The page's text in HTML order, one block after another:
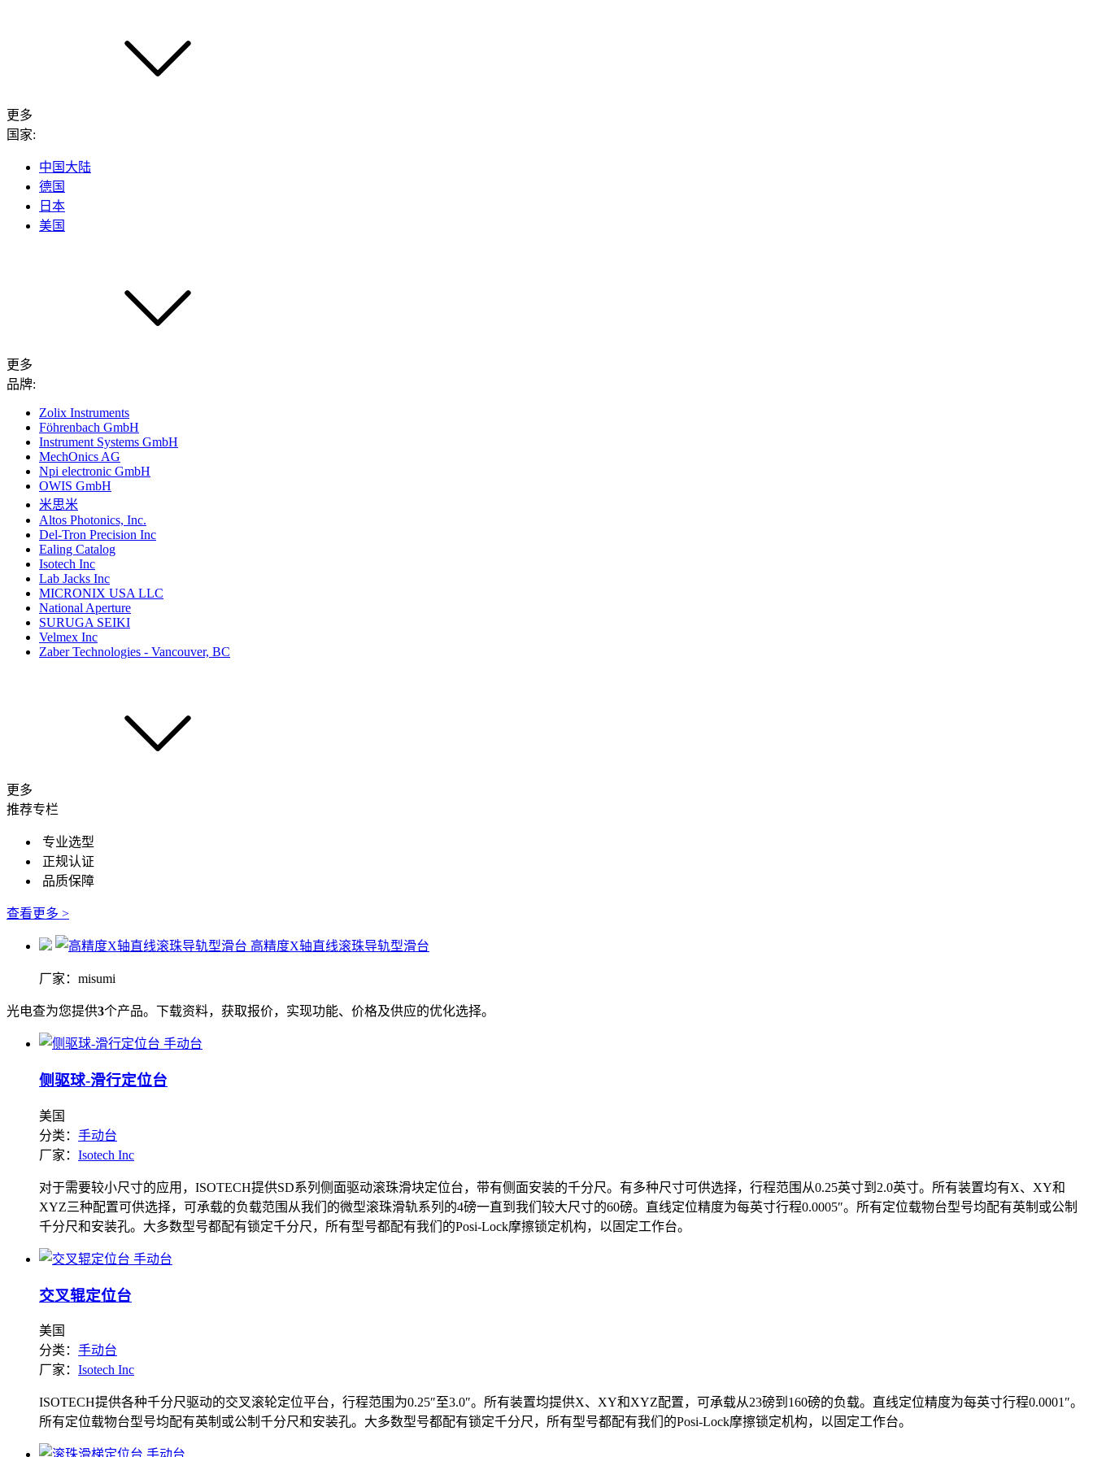
更多
国家:
中国大陆
德国
日本
美国
更多
品牌:
Zolix Instruments
Föhrenbach GmbH
Instrument Systems GmbH
MechOnics AG
Npi electronic GmbH
OWIS GmbH
米思米
Altos Photonics, Inc.
Del-Tron Precision Inc
Ealing Catalog
Isotech Inc
Lab Jacks Inc
MICRONIX USA LLC
National Aperture
SURUGA SEIKI
Velmex Inc
Zaber Technologies - Vancouver, BC
更多
推荐专栏
专业选型
正规认证
品质保障
查看更多 >
高精度X轴直线滚珠导轨型滑台
厂家：misumi
光电查为您提供3个产品。下载资料，获取报价，实现功能、价格及供应的优化选择。
侧驱球-滑行定位台
美国
分类： 手动台
厂家： Isotech Inc
对于需要较小尺寸的应用，ISOTECH提供SD系列侧面驱动滚珠滑块定位台，带有侧面安装的千分尺。有多种尺寸可供选择，行程范围从0.25英寸到2.0英寸。所有装置均有X、XY和
XYZ三种配置可供选择，可承载的负载范围从我们的微型滚珠滑轨系列的4磅一直到我们较大尺寸的60磅。直线定位精度为每英寸行程0.0005″。所有定位载物台型号均配有英制或公制
千分尺和安装孔。大多数型号都配有锁定千分尺，所有型号都配有我们的Posi-Lock摩擦锁定机构，以固定工作台。
交叉辊定位台
美国
分类： 手动台
厂家： Isotech Inc
ISOTECH提供各种千分尺驱动的交叉滚轮定位平台，行程范围为0.25″至3.0″。所有装置均提供X、XY和XYZ配置，可承载从23磅到160磅的负载。直线定位精度为每英寸行程0.0001″。
所有定位载物台型号均配有英制或公制千分尺和安装孔。大多数型号都配有锁定千分尺，所有型号都配有我们的Posi-Lock摩擦锁定机构，以固定工作台。